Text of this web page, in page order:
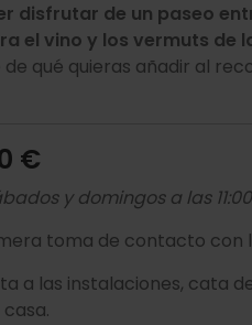
disfrutar de un paseo
el vino y los vermuts de
de qué quieras añadir al
€
y domingos a las
toma de contacto con
a las instalaciones, cata